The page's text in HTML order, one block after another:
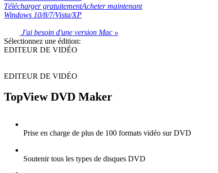
Télécharger gratuitementAcheter maintenant
Windows 10/8/7/Vista/XP
J'ai besoin d'une version Mac »
Sélectionnez une édition:
EDITEUR DE VIDÉO
EDITEUR DE VIDÉO
TopView DVD Maker
Prise en charge de plus de 100 formats vidéo sur DVD
Soutenir tous les types de disques DVD